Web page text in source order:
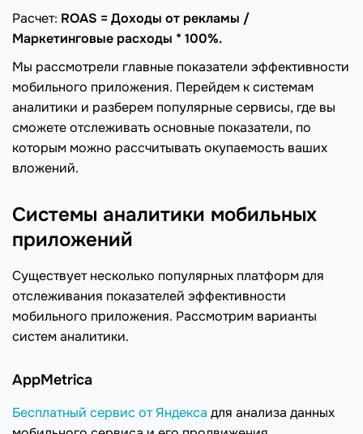
Расчет: ROAS = Доходы от рекламы /
Маркетинговые расходы * 100%.
Мы рассмотрели главные показатели эффективности
мобильного приложения. Перейдем к системам
аналитики и разберем популярные сервисы, где вы
сможете отслеживать основные показатели, по
которым можно рассчитывать окупаемость ваших
вложений.
Системы аналитики мобильных
приложений
Существует несколько популярных платформ для
отслеживания показателей эффективности
мобильного приложения. Рассмотрим варианты
систем аналитики.
AppMetrica
Бесплатный сервис от Яндекса для анализа данных